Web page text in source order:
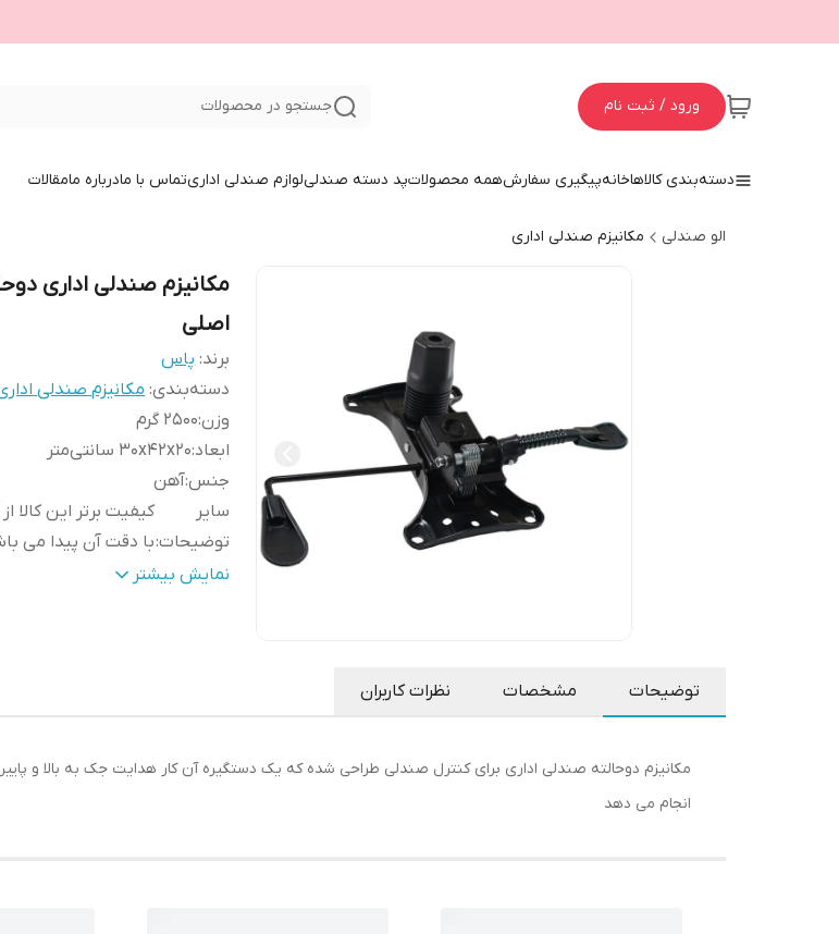
ورود / ثبت نام جستجو در محصولات
دسته‌بندی کالاهاخانهپیگیری سفارشهمه محصولاتپد دسته صندلیلوازم صندلی اداریتماس با مادرباره مامقالات
الو صندلی مکانیزم صندلی اداری
مکانیزم صندلی اداری
اصلی
برند: پاس
دسته‌بندی:مکانیزم صندلی
وزن:2500 گرم
ابعاد:30x42x20 سانتی‌متر
جنس:آهن
سایر
توضیحات:
کیفیت برتر این کالا
با دقت آن پیدا می
رنگ:مشکی
نمایش بیشتر
توضیحات مشخصات نظرات کاربران
مکانیزم دوحالته صندلی اداری برای کنترل صندلی طراحی شده که یک دستگیره آن کار هدایت جک به بالا و
انجام می دهد